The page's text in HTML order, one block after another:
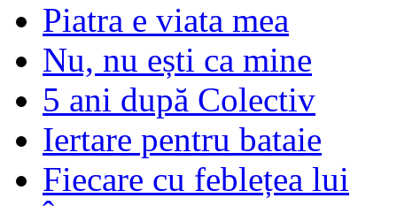
Piatra e viata mea
Nu, nu ești ca mine
5 ani după Colectiv
Iertare pentru bataie
Fiecare cu feblețea lui